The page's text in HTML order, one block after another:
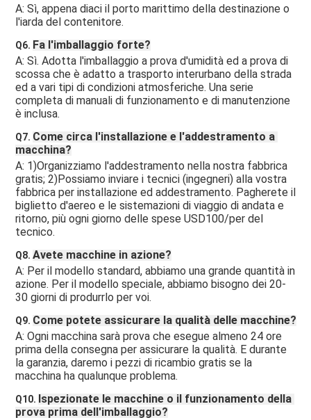
A: Sì, appena diaci il porto marittimo della destinazione o
l'iarda del contenitore.
Q6. Fa l'imballaggio forte?
A: Sì. Adotta l'imballaggio a prova d'umidità ed a prova di
scossa che è adatto a trasporto interurbano della strada
ed a vari tipi di condizioni atmosferiche. Una serie
completa di manuali di funzionamento e di manutenzione
è inclusa.
Q7. Come circa l'installazione e l'addestramento a
macchina?
A: 1)Organizziamo l'addestramento nella nostra fabbrica
gratis; 2)Possiamo inviare i tecnici (ingegneri) alla vostra
fabbrica per installazione ed addestramento. Pagherete il
biglietto d'aereo e le sistemazioni di viaggio di andata e
ritorno, più ogni giorno delle spese USD100/per del
tecnico.
Q8. Avete macchine in azione?
A: Per il modello standard, abbiamo una grande quantità in
azione. Per il modello speciale, abbiamo bisogno dei 20-
30 giorni di produrrlo per voi.
Q9. Come potete assicurare la qualità delle macchine?
A: Ogni macchina sarà prova che esegue almeno 24 ore
prima della consegna per assicurare la qualità. E durante
la garanzia, daremo i pezzi di ricambio gratis se la
macchina ha qualunque problema.
Q10. Ispezionate le macchine o il funzionamento della
prova prima dell'imballaggio?